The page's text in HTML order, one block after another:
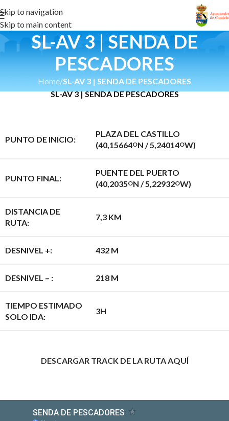
Skip to navigation
Skip to main content
SL-AV 3 | SENDA DE
PESCADORES
Home/SL-AV 3 | SENDA DE PESCADORES
SL-AV 3 | SENDA DE PESCADORES
PUNTO DE INICIO:
PLAZA DEL CASTILLO
(40,15664ON / 5,24014OW)
PUNTO FINAL:
PUENTE DEL PUERTO
(40,2035ON / 5,22932OW)
DISTANCIA DE
RUTA:
7,3 KM
DESNIVEL +: 432 M
DESNIVEL – : 218 M
TIEMPO ESTIMADO
SOLO IDA:
3H
DESCARGAR TRACK DE LA RUTA AQUÍ